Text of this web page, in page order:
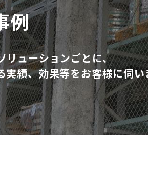
例
リューションごとに、
実績、効果等をお客様に伺